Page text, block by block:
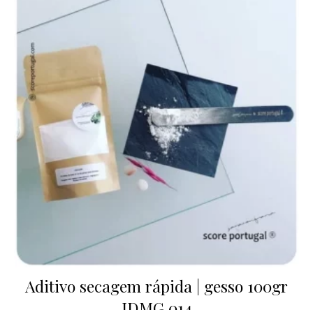
Aditivo secagem rápida | gesso 100gr